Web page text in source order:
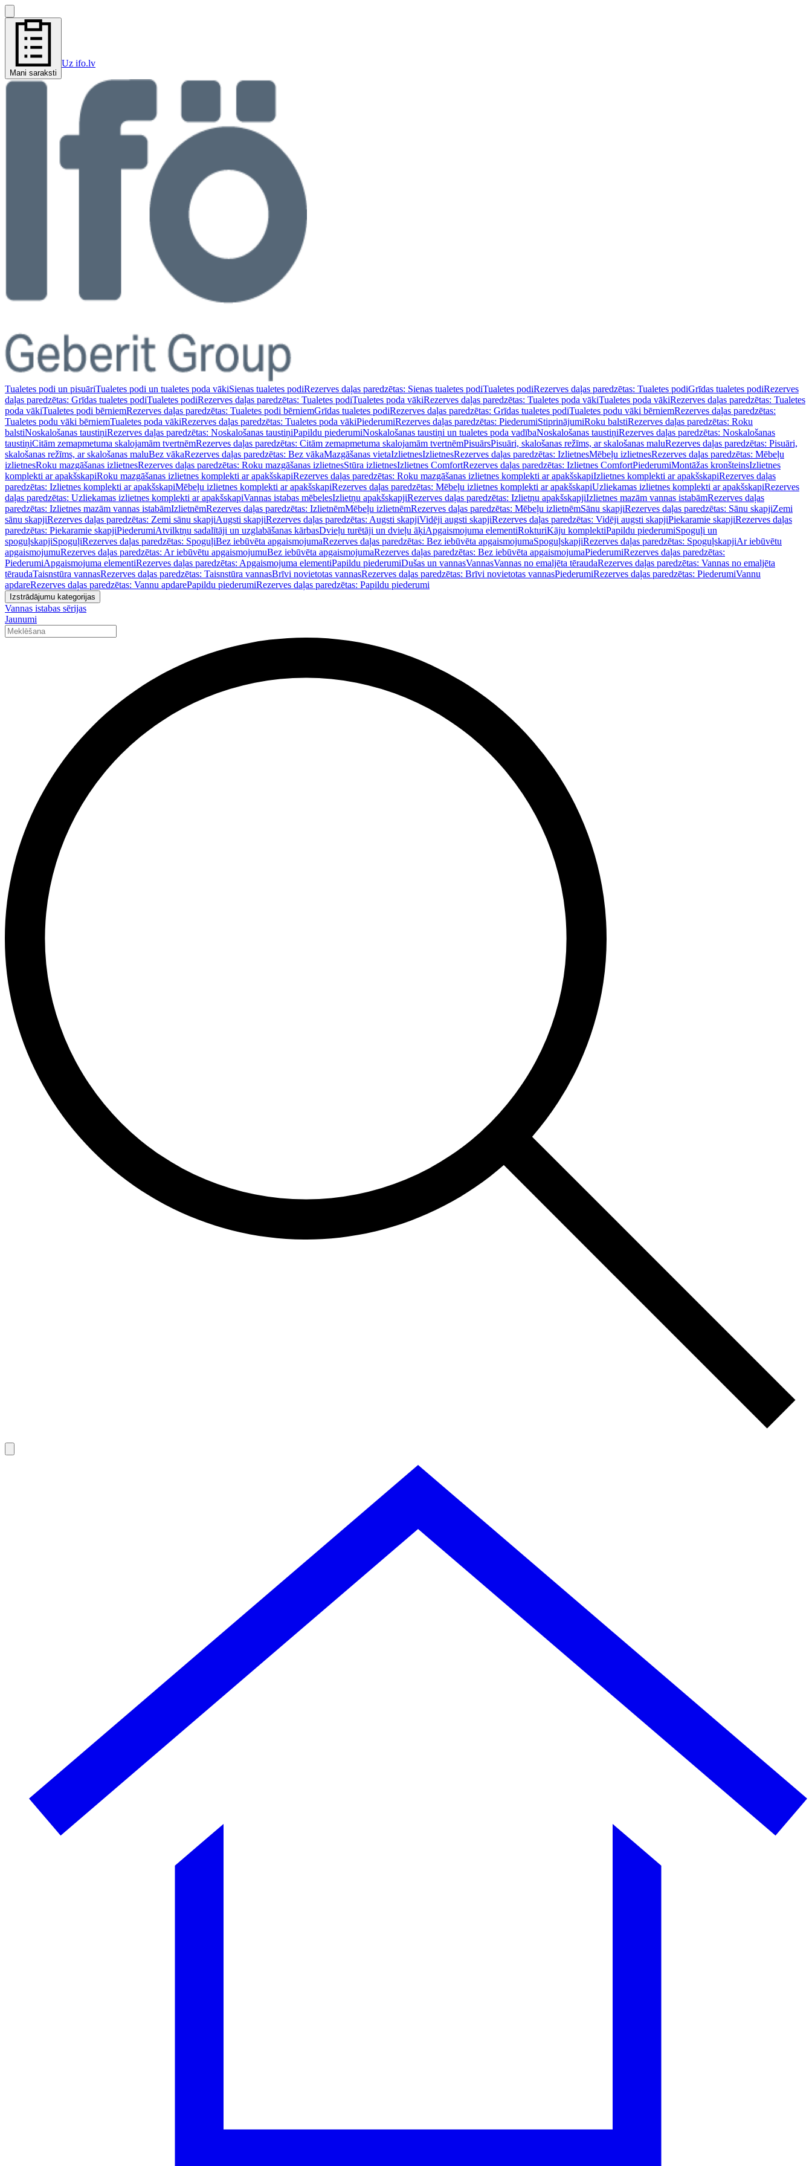
Mani saraksti
Uz ifo.lv
Tualetes podi un pisuāriTualetes podi un tualetes poda vākiSienas tualetes podiRezerves daļas paredzētas: Sienas tualetes podiTualetes podiRezerves daļas paredzētas: Tualetes podiGrīdas tualetes podiRezerves
daļas paredzētas: Grīdas tualetes podiTualetes podiRezerves daļas paredzētas: Tualetes podiTualetes poda vākiRezerves daļas paredzētas: Tualetes poda vākiTualetes poda vākiRezerves daļas paredzētas: Tualetes
poda vākiTualetes podi bērniemRezerves daļas paredzētas: Tualetes podi bērniemGrīdas tualetes podiRezerves daļas paredzētas: Grīdas tualetes podiTualetes podu vāki bērniemRezerves daļas paredzētas:
Tualetes podu vāki bērniemTualetes poda vākiRezerves daļas paredzētas: Tualetes poda vākiPiederumiRezerves daļas paredzētas: PiederumiStiprinājumiRoku balstiRezerves daļas paredzētas: Roku
balstiNoskalošanas taustiņiRezerves daļas paredzētas: Noskalošanas taustiņiPapildu piederumiNoskalošanas taustiņi un tualetes poda vadībaNoskalošanas taustiņiRezerves daļas paredzētas: Noskalošanas
taustiņiCitām zemapmetuma skalojamām tvertnēmRezerves daļas paredzētas: Citām zemapmetuma skalojamām tvertnēmPisuārsPisuāri, skalošanas režīms, ar skalošanas maluRezerves daļas paredzētas: Pisuāri,
skalošanas režīms, ar skalošanas maluBez vākaRezerves daļas paredzētas: Bez vākaMazgāšanas vietaIzlietnesIzlietnesRezerves daļas paredzētas: IzlietnesMēbeļu izlietnesRezerves daļas paredzētas: Mēbeļu
izlietnesRoku mazgāšanas izlietnesRezerves daļas paredzētas: Roku mazgāšanas izlietnesStūra izlietnesIzlietnes ComfortRezerves daļas paredzētas: Izlietnes ComfortPiederumiMontāžas kronšteinsIzlietnes
komplekti ar apakšskapiRoku mazgāšanas izlietnes komplekti ar apakšskapiRezerves daļas paredzētas: Roku mazgāšanas izlietnes komplekti ar apakšskapiIzlietnes komplekti ar apakšskapiRezerves daļas
paredzētas: Izlietnes komplekti ar apakšskapiMēbeļu izlietnes komplekti ar apakšskapiRezerves daļas paredzētas: Mēbeļu izlietnes komplekti ar apakšskapiUzliekamas izlietnes komplekti ar apakšskapiRezerves
daļas paredzētas: Uzliekamas izlietnes komplekti ar apakšskapiVannas istabas mēbelesIzlietņu apakšskapjiRezerves daļas paredzētas: Izlietņu apakšskapjiIzlietnes mazām vannas istabāmRezerves daļas
paredzētas: Izlietnes mazām vannas istabāmIzlietnēmRezerves daļas paredzētas: IzlietnēmMēbeļu izlietnēmRezerves daļas paredzētas: Mēbeļu izlietnēmSānu skapjiRezerves daļas paredzētas: Sānu skapjiZemi
sānu skapjiRezerves daļas paredzētas: Zemi sānu skapjiAugsti skapjiRezerves daļas paredzētas: Augsti skapjiVidēji augsti skapjiRezerves daļas paredzētas: Vidēji augsti skapjiPiekaramie skapjiRezerves daļas
paredzētas: Piekaramie skapjiPiederumiAtvilktņu sadalītāji un uzglabāšanas kārbasDvieļu turētāji un dvieļu āķiApgaismojuma elementiRokturiKāju komplektiPapildu piederumiSpoguļi un
spoguļskapjiSpoguļiRezerves daļas paredzētas: SpoguļiBez iebūvēta apgaismojumaRezerves daļas paredzētas: Bez iebūvēta apgaismojumaSpoguļskapjiRezerves daļas paredzētas: SpoguļskapjiAr iebūvētu
apgaismojumuRezerves daļas paredzētas: Ar iebūvētu apgaismojumuBez iebūvēta apgaismojumaRezerves daļas paredzētas: Bez iebūvēta apgaismojumaPiederumiRezerves daļas paredzētas:
PiederumiApgaismojuma elementiRezerves daļas paredzētas: Apgaismojuma elementiPapildu piederumiDušas un vannasVannasVannas no emaljēta tēraudaRezerves daļas paredzētas: Vannas no emaljēta
tēraudaTaisnstūra vannasRezerves daļas paredzētas: Taisnstūra vannasBrīvi novietotas vannasRezerves daļas paredzētas: Brīvi novietotas vannasPiederumiRezerves daļas paredzētas: PiederumiVannu
apdareRezerves daļas paredzētas: Vannu apdarePapildu piederumiRezerves daļas paredzētas: Papildu piederumi
Izstrādājumu kategorijas
Vannas istabas sērijas
Jaunumi